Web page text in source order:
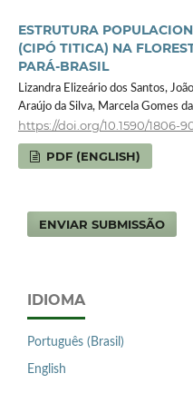
ESTRUTURA
(CIPÓ TITICA) NA
PARÁ-BRASIL
Lizandra Elizeário dos Santos,
Araújo da Silva, Marcela Gomes
https://doi.org/10.1590/1806-
PDF (ENGLISH)
ENVIAR SUBMISSÃO
IDIOMA
Português (Brasil)
English